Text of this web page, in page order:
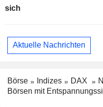
sich
Aktuelle Nachrichten
Börse Indizes DAX
Börsen mit